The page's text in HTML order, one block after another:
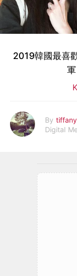
2019韓國最喜
By tiffany
Digital